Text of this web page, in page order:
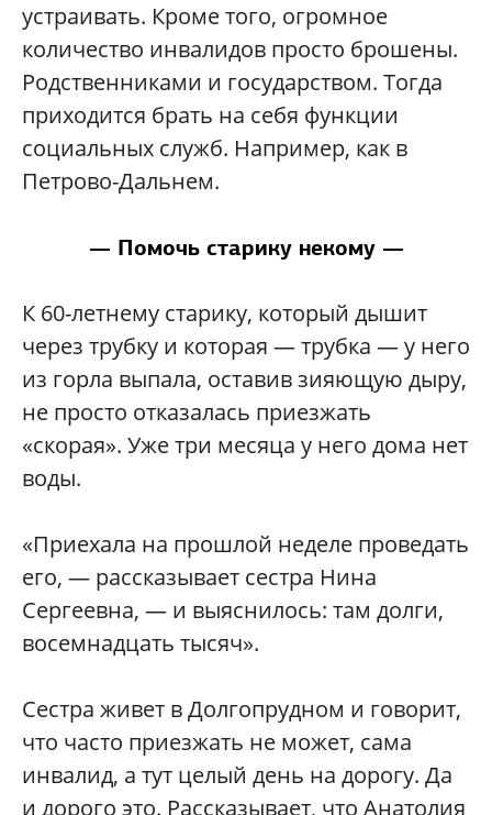
устраивать. Кроме того, огромное
количество инвалидов просто брошены.
Родственниками и государством. Тогда
приходится брать на себя функции
социальных служб. Например, как в
Петрово-Дальнем.
— Помочь старику некому —
К 60-летнему старику, который дышит
через трубку и которая — трубка — у него
из горла выпала, оставив зияющую дыру,
не просто отказалась приезжать
«скорая». Уже три месяца у него дома нет
воды.
«Приехала на прошлой неделе проведать
его, — рассказывает сестра Нина
Сергеевна, — и выяснилось: там долги,
восемнадцать тысяч».
Сестра живет в Долгопрудном и говорит,
что часто приезжать не может, сама
инвалид, а тут целый день на дорогу. Да
и дорого это. Рассказывает, что Анатолия